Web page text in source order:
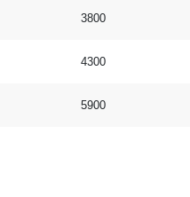
3800
4300
5900